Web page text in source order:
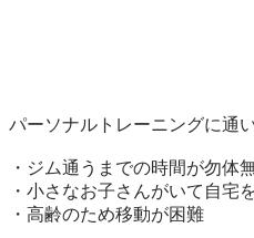
パーソナルトレーニングに通
・ジム通うまでの時間が勿体
・小さなお子さんがいて自宅
・高齢のため移動が困難